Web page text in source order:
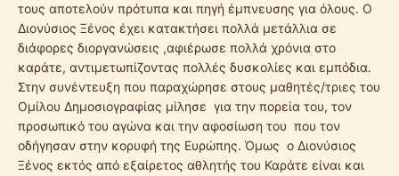
τους αποτελούν πρότυπα και πηγή έμπνευσης για όλους. Ο
Διονύσιος Ξένος έχει κατακτήσει πολλά μετάλλια σε
διάφορες διοργανώσεις ,αφιέρωσε πολλά χρόνια στο
καράτε, αντιμετωπίζοντας πολλές δυσκολίες και εμπόδια.
Στην συνέντευξη που παραχώρησε στους μαθητές/τριες του
Ομίλου Δημοσιογραφίας μίλησε για την πορεία του, τον
προσωπικό του αγώνα και την αφοσίωση του που τον
οδήγησαν στην κορυφή της Ευρώπης. Όμως ο Διονύσιος
Ξένος εκτός από εξαίρετος αθλητής του Καράτε είναι και